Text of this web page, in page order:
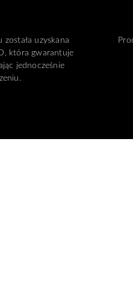
uzyskana
która gwarantuje
jednocześnie